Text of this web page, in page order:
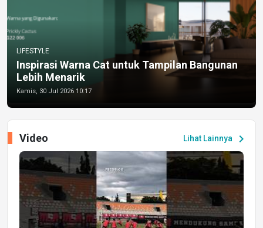
LIFESTYLE
Inspirasi Warna Cat untuk Tampilan Bangunan
Lebih Menarik
Kamis, 30 Jul 2026 10:17
Lihat Lainnya chevron_right
Video